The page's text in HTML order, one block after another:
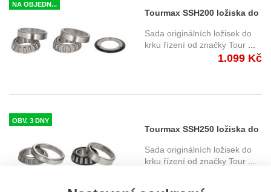
NA OBJEDN...
Tourmax SSH200 ložiska do
krku řízení Honda
Sada originálních ložisek do
krku řízení od značky Tour
1.099 Kč
OBV. 3 DNY
Tourmax SSH250 ložiska do
krku řízení Honda
Sada originálních ložisek do
krku řízení od značky Tour